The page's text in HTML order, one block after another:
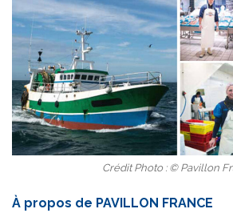
Crédit Photo : © Pavillon
À propos de PAVILLON FRANCE